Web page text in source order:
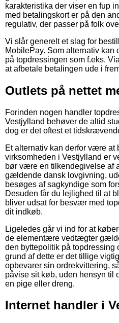
karakteristika der viser en fup
med betalingskort er på den
regulativ, der passer på folk
Vi slår generelt et slag for
MobilePay. Som alternativ
på topdressingen som f.eks.
at afbetale betalingen ude i
Outlets på nettet
Forinden nogen handler
Vestjylland behøver de altid
dog er det oftest et
Et alternativ kan derfor være
virksomheden i Vestjylland er
bør være en tilkendegivelse af
gældende dansk lovgivning,
besøges af sagkyndige som
Desuden får du lejlighed til at
bliver udsat for besvær med
dit indkøb.
Ligeledes går vi ind for at
de elementære vedtægter
den byttepolitik på topdressing
grund af dette er det tillige
opbevarer sin ordrekvittering,
påvise sit køb, uden hensyn til
en pige eller dreng.
Internet handler i